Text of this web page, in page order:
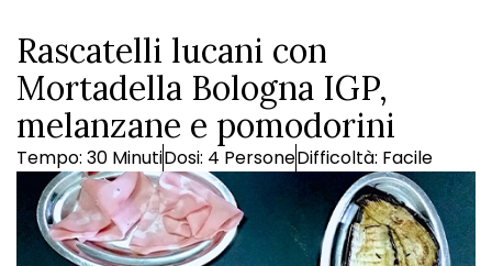
Rascatelli lucani con
Mortadella Bologna IGP,
melanzane e pomodorini
Tempo: 30 MinutiDosi: 4 PersoneDifficoltà: Facile